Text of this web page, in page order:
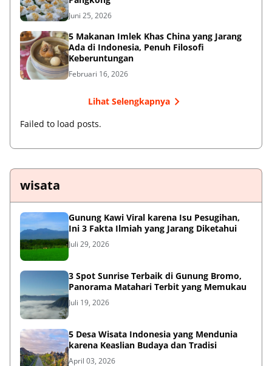
Juni 25, 2026
5 Makanan Imlek Khas China yang Jarang
Ada di Indonesia, Penuh Filosofi
Keberuntungan
Februari 16, 2026
Lihat Selengkapnya
Failed to load posts.
wisata
Gunung Kawi Viral karena Isu Pesugihan,
Ini 3 Fakta Ilmiah yang Jarang Diketahui
Juli 29, 2026
3 Spot Sunrise Terbaik di Gunung Bromo,
Panorama Matahari Terbit yang Memukau
Juli 19, 2026
5 Desa Wisata Indonesia yang Mendunia
karena Keaslian Budaya dan Tradisi
April 03, 2026